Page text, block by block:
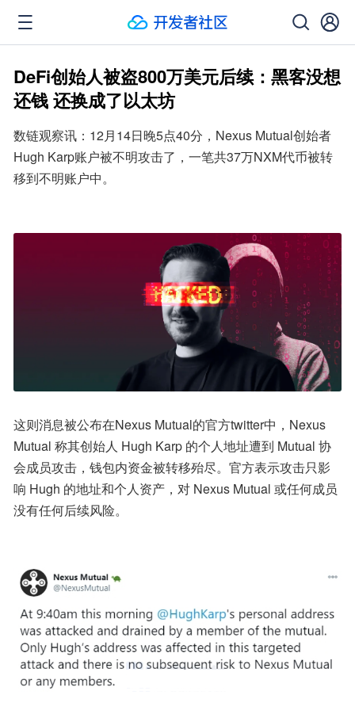
DeFi创始人被盗800万美元后续：黑客没想
还钱 还换成了以太坊
数链观察讯：12月14日晚5点40分，Nexus Mutual创始者
Hugh Karp账户被不明攻击了，一笔共37万NXM代币被转
移到不明账户中。
这则消息被公布在Nexus Mutual的官方twitter中，Nexus
Mutual 称其创始人 Hugh Karp 的个人地址遭到 Mutual 协
会成员攻击，钱包内资金被转移殆尽。官方表示攻击只影
响 Hugh 的地址和个人资产，对 Nexus Mutual 或任何成员
没有任何后续风险。